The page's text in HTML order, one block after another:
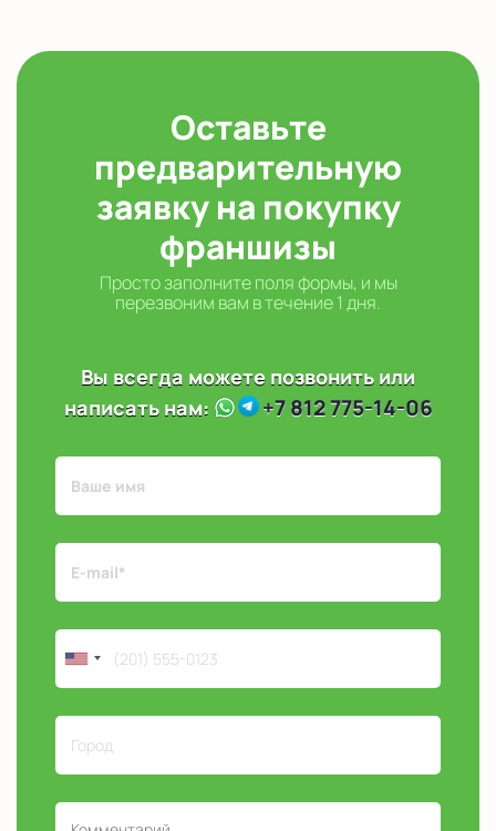
Оставьте
предварительную
заявку на покупку
франшизы
Просто заполните поля формы, и мы
перезвоним вам в течение 1 дня.
Вы всегда можете позвонить или
написать нам:
+7 812 775-14-06